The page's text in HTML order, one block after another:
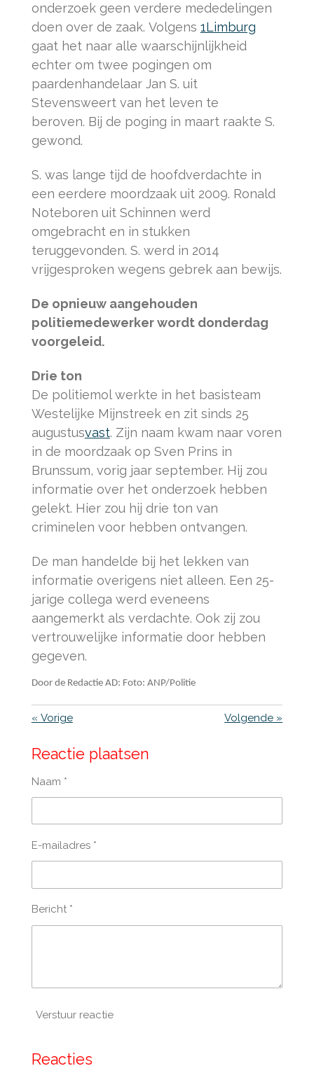
onderzoek geen verdere mededelingen
doen over de zaak. Volgens 1Limburg
gaat het naar alle waarschijnlijkheid
echter om twee pogingen om
paardenhandelaar Jan S. uit
Stevensweert van het leven te
beroven. Bij de poging in maart raakte S.
gewond.
S. was lange tijd de hoofdverdachte in
een eerdere moordzaak uit 2009. Ronald
Noteboren uit Schinnen werd
omgebracht en in stukken
teruggevonden. S. werd in 2014
vrijgesproken wegens gebrek aan bewijs.
De opnieuw aangehouden
politiemedewerker wordt donderdag
voorgeleid.
Drie ton
De politiemol werkte in het basisteam
Westelijke Mijnstreek en zit sinds 25
augustusvast. Zijn naam kwam naar voren
in de moordzaak op Sven Prins in
Brunssum, vorig jaar september. Hij zou
informatie over het onderzoek hebben
gelekt. Hier zou hij drie ton van
criminelen voor hebben ontvangen.
De man handelde bij het lekken van
informatie overigens niet alleen. Een 25-
jarige collega werd eveneens
aangemerkt als verdachte. Ook zij zou
vertrouwelijke informatie door hebben
gegeven.
Door de Redactie AD: Foto: ANP/Politie
« Vorige Volgende »
Reactie plaatsen
Naam *
E-mailadres *
Bericht *
Verstuur reactie
Reacties